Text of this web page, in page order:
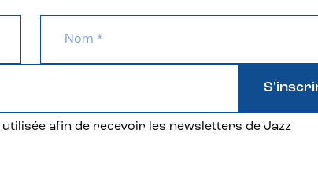
afin de recevoir les newsletters de Jazz